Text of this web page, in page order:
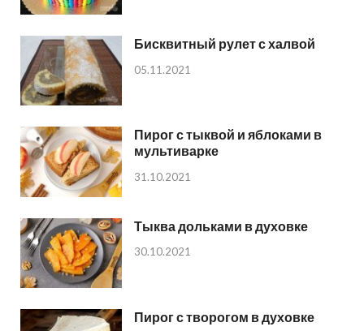
Бисквитный рулет с халвой
05.11.2021
Пирог с тыквой и яблоками в
мультиварке
31.10.2021
Тыква дольками в духовке
30.10.2021
Пирог с творогом в духовке